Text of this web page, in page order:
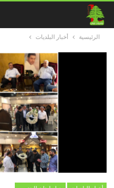
الرئيسية أخبار البلديات